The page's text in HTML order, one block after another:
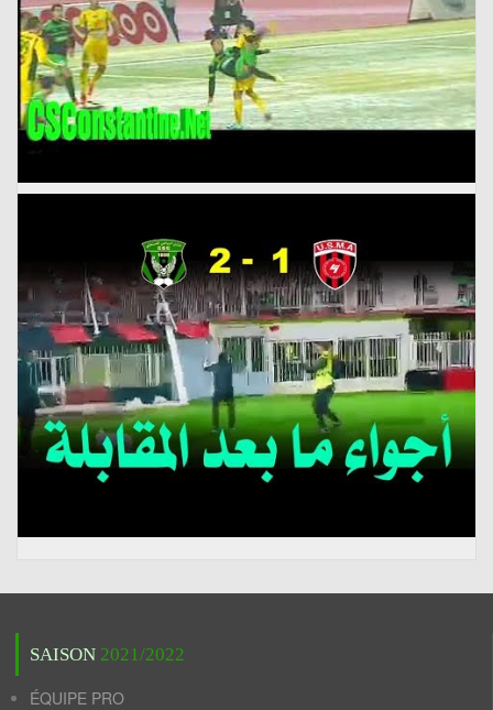
SAISON 2021/2022
ÉQUIPE PRO